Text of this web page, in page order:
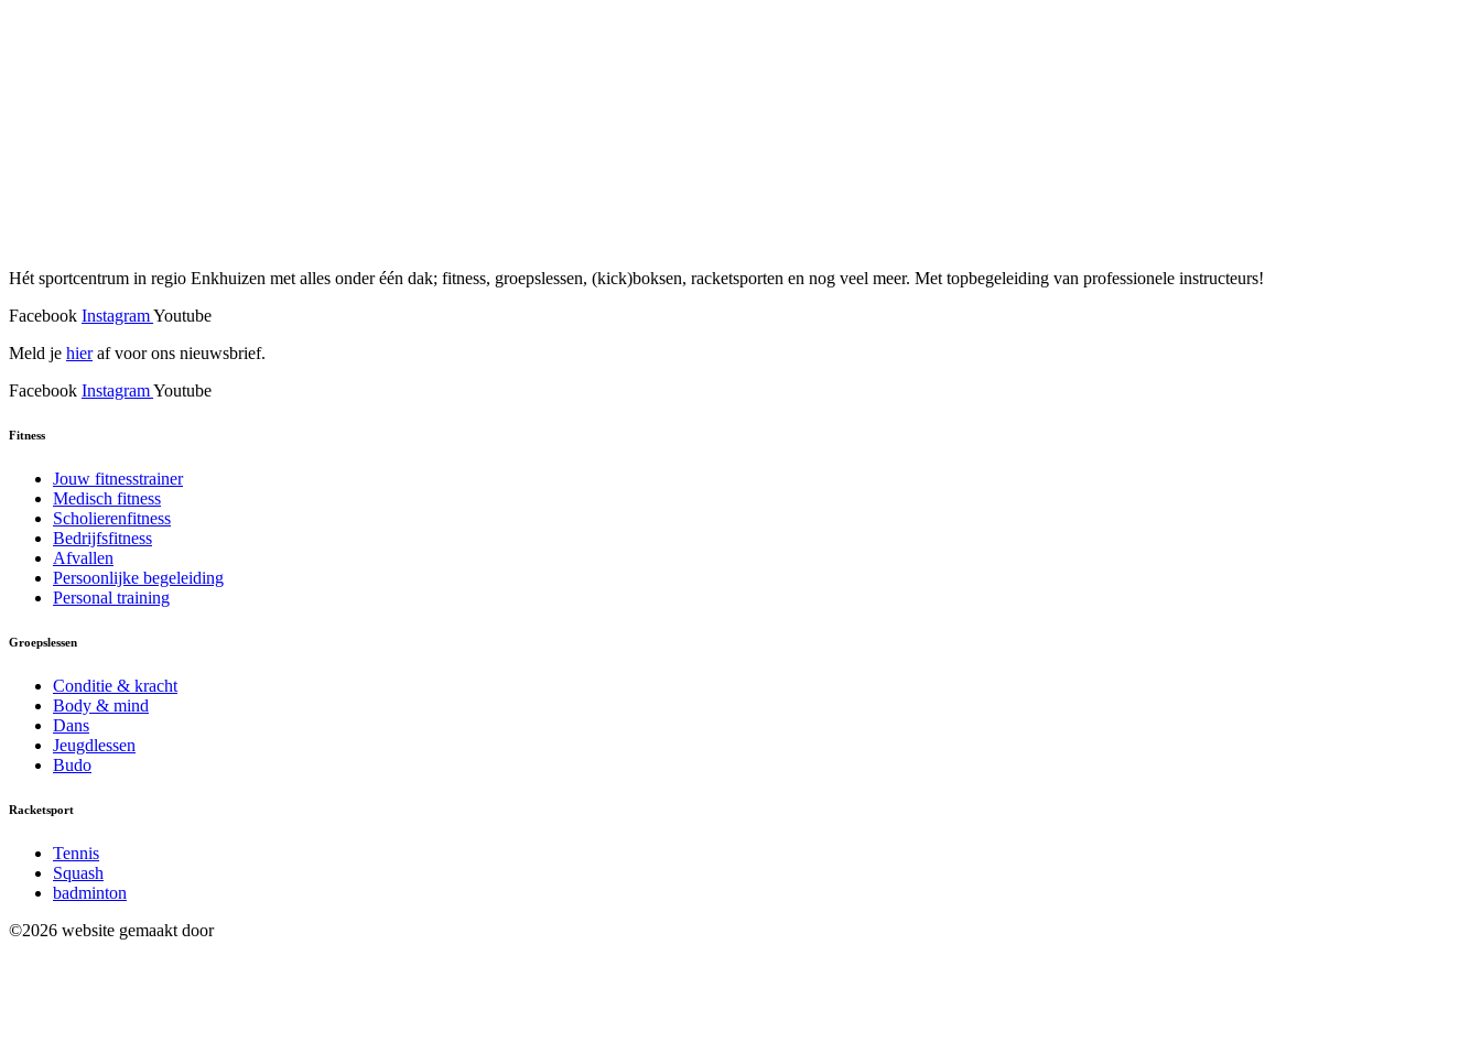
Hét sportcentrum in regio Enkhuizen met alles onder één dak; fitness, groepslessen, (kick)boksen, racketsporten en nog veel meer. Met topbegeleiding van professionele instructeurs!
Facebook InstagramYoutube
Meld je hieraf voor ons nieuwsbrief.
Facebook InstagramYoutube
Fitness
Jouw fitnesstrainer
Medisch fitness
Scholierenfitness
Bedrijfsfitness
Afvallen
Persoonlijke begeleiding
Personal training
Groepslessen
Conditie & kracht
Body & mind
Dans
Jeugdlessen
Budo
Racketsport
Tennis
Squash
badminton
©2026 website gemaakt door